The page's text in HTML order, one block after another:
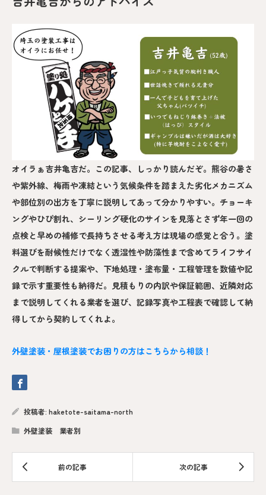
オイラぁ吉井亀吉だ。この記事、しっかり読んだぞ。熊谷の暑さ
や紫外線、梅雨や凍結という気候条件を踏まえた劣化メカニズム
や部位別の出方を丁寧に説明してあって分かりやすい。チョーキ
ングやひび割れ、シーリング硬化のサインを見落とさず年一回の
点検と早めの補修で長持ちさせる考え方は現場の感覚と合う。塗
料選びを耐候性だけでなく透湿性や防藻性まで含めてライフサイ
クルで判断する提案や、下地処理・塗布量・工程管理を数値や記
録で示す重要性も納得だ。見積もりの内訳や保証範囲、近隣対応
まで説明してくれる業者を選び、記録写真や工程表で確認して納
得してから契約してくれよ。
外壁塗装・屋根塗装でお困りの方はこちらから相談！
投稿者: haketote-saitama-north
外壁塗装 業者別